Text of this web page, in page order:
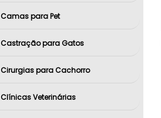
Camas para Pet
Castração para Gatos
Cirurgias para Cachorro
Clínicas Veterinárias